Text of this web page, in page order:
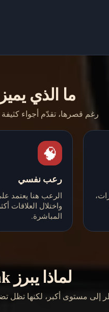
ما الذي
رغم قصرها، تقدّم أجواء كثيفة
🧠
رعب نفسي
الرعب هنا يعتمد
واختلال العلاقات
المباشرة.
لماذا يبرز Fleshbreak
إلى مستوى أكبر، لكنها تظل